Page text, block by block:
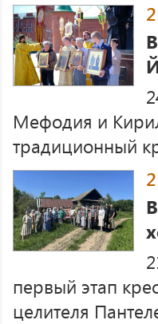
Мефодия и
традиционный
первый этап
целителя